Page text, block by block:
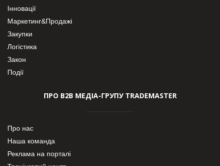
Інновації
Маркетинг&Продажі
Закупки
Логістика
Закон
Події
ПРО В2В МЕДІА-ГРУПУ TRADEMASTER
Про нас
Наша команда
Реклама на порталі